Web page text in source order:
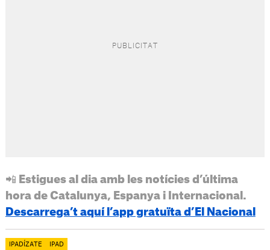
📲 Estigues al dia amb les notícies d’última
hora de Catalunya, Espanya i Internacional.
Descarrega’t aquí l’app gratuïta d’El Nacional
IPADÍZATE IPAD